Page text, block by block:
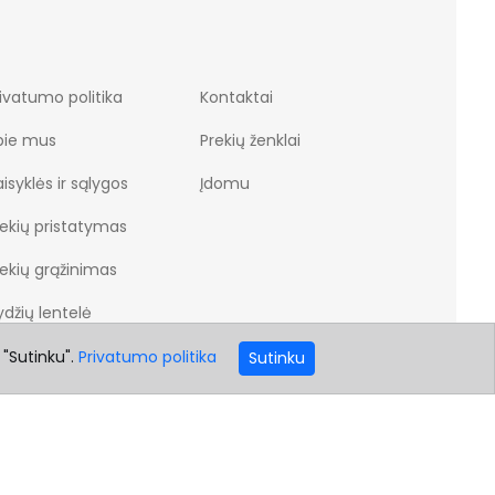
politika
mus
ir sąlygos
pristatymas
grąžinimas
lentelė
Kontaktai
Prekių ženklai
Įdomu
Privatumo politika Sutinku